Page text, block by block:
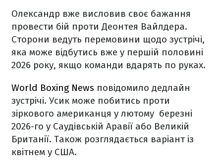
Олександр вже висловив своє бажання
провести бій проти Деонтея Вайлдера.
Сторони ведуть перемовини щодо зустрічі,
яка може відбутись вже у першій половині
2026 року, якщо команди вдарять по руках.
World Boxing News повідомило дедлайн
зустрічі. Усик може побитись проти
зіркового американця у лютому березні
2026-го у Саудівській Аравії або Великій
Британії. Також розглядається варіант із
квітнем у США.